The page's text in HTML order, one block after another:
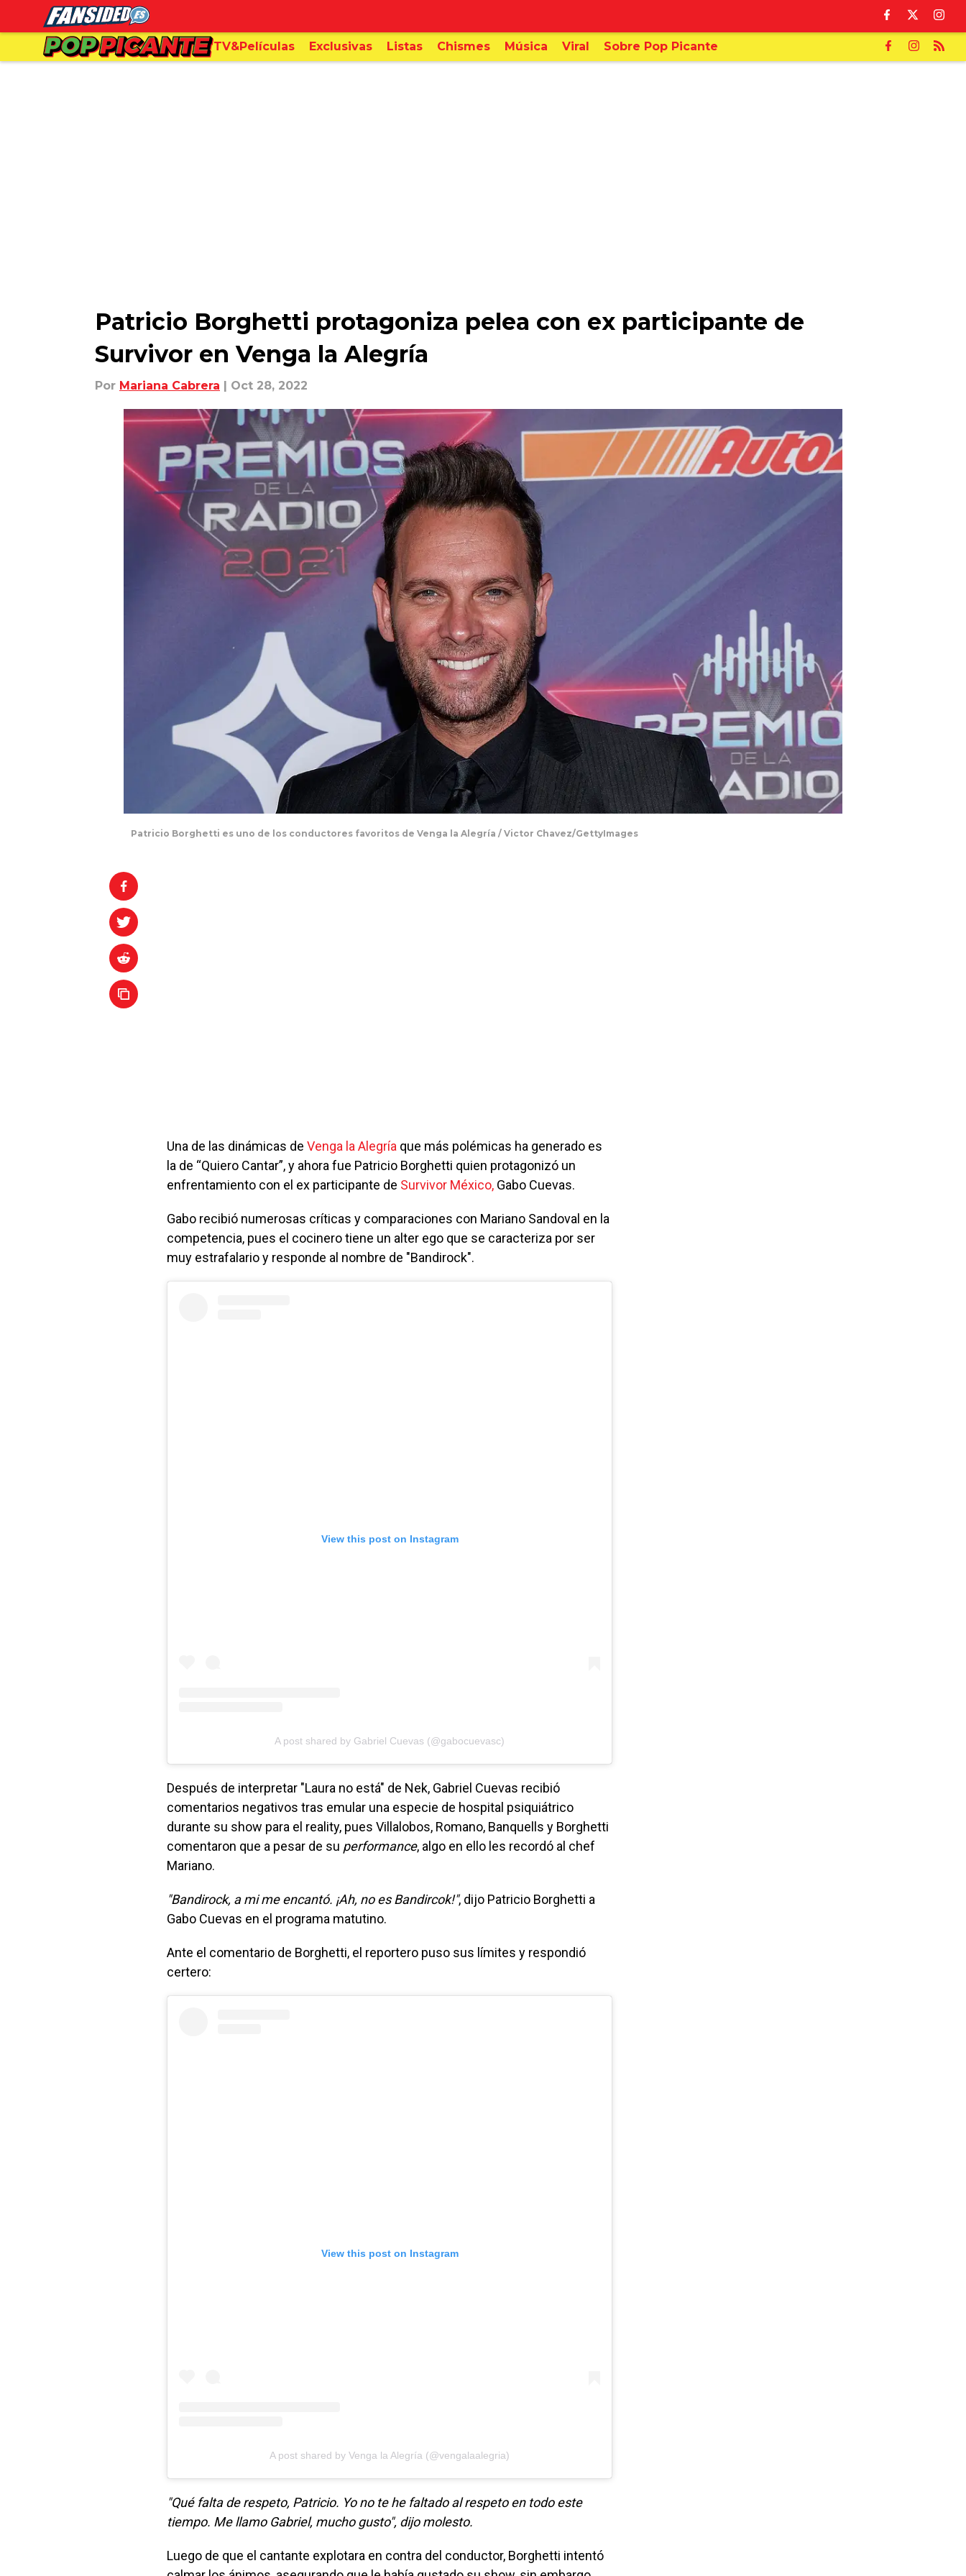
TV&Películas Exclusivas Listas Chismes Música Viral Sobre Pop Picante
Patricio Borghetti protagoniza pelea con ex participante de
Survivor en Venga la Alegría
Por Mariana Cabrera | Oct 28, 2022
Patricio Borghetti es uno de los conductores favoritos de Venga la Alegría / Victor Chavez/GettyImages
Una de las dinámicas de Venga la Alegría que más polémicas ha generado es
la de “Quiero Cantar”, y ahora fue Patricio Borghetti quien protagonizó un
enfrentamiento con el ex participante de Survivor México, Gabo Cuevas.
Gabo recibió numerosas críticas y comparaciones con Mariano Sandoval en la
competencia, pues el cocinero tiene un alter ego que se caracteriza por ser
muy estrafalario y responde al nombre de "Bandirock".
View this post on Instagram
A post shared by Gabriel Cuevas (@gabocuevasc)
Después de interpretar "Laura no está" de Nek, Gabriel Cuevas recibió
comentarios negativos tras emular una especie de hospital psiquiátrico
durante su show para el reality, pues Villalobos, Romano, Banquells y Borghetti
comentaron que a pesar de su performance, algo en ello les recordó al chef
Mariano.
"Bandirock, a mi me encantó. ¡Ah, no es Bandircok!", dijo Patricio Borghetti a
Gabo Cuevas en el programa matutino.
Ante el comentario de Borghetti, el reportero puso sus límites y respondió
certero:
View this post on Instagram
A post shared by Venga la Alegría (@vengalaalegria)
"Qué falta de respeto, Patricio. Yo no te he faltado al respeto en todo este
tiempo. Me llamo Gabriel, mucho gusto", dijo molesto.
Luego de que el cantante explotara en contra del conductor, Borghetti intentó